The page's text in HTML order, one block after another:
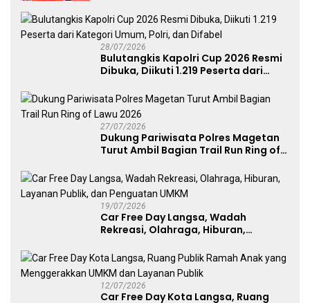
28/07/2026
Bulutangkis Kapolri Cup 2026 Resmi
Dibuka, Diikuti 1.219 Peserta dari
27/07/2026
Dukung Pariwisata Polres Magetan
Turut Ambil Bagian Trail Run Ring of
19/07/2026
Car Free Day Langsa, Wadah
Rekreasi, Olahraga, Hiburan,
UMKM
12/07/2026
Car Free Day Kota Langsa, Ruang